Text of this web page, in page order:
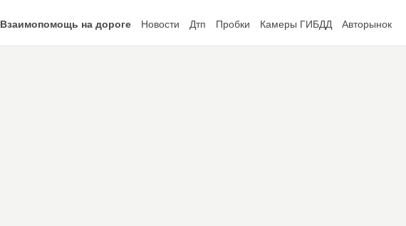
Взаимопомощь на дороге Новости Дтп Пробки Камеры ГИБДД Авторынок